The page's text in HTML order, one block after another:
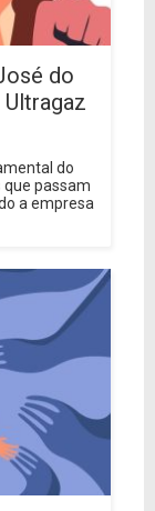
do
do
passam
a empresa